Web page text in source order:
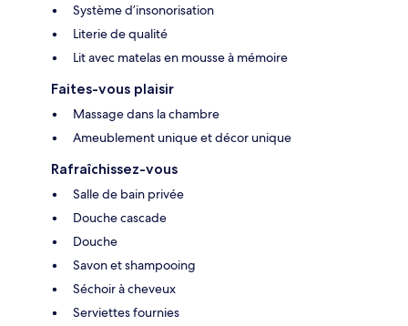
Système d’insonorisation
Literie de qualité
Lit avec matelas en mousse à mémoire
Faites-vous plaisir
Massage dans la chambre
Ameublement unique et décor unique
Rafraîchissez-vous
Salle de bain privée
Douche cascade
Douche
Savon et shampooing
Séchoir à cheveux
Serviettes fournies